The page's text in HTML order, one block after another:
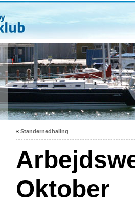
« Standernedhaling
Oktober